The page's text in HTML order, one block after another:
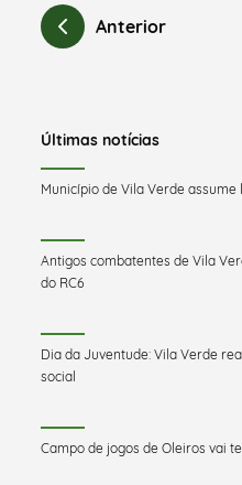
Anterior
Últimas notícias
Município de Vila Verde assume
Antigos combatentes de Vila
do RC6
Dia da Juventude: Vila Verde
social
Campo de jogos de Oleiros vai